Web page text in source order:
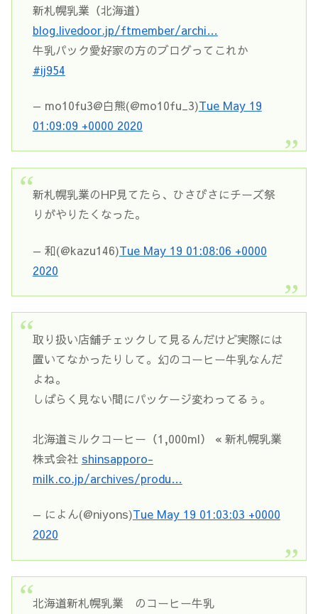
新札幌乳業（北海道）
blog.livedoor.jp/ftmember/archi…
牛乳パック愛好家の方のブログってこれか
#ij954
— mo10fu3@白熊(@mo10fu_3)Tue May 19
01:09:09 +0000 2020
新札幌乳業のHP見てたら、ひさびさにチーズ祭
りがやりたくなった。
— 和(@kazu146)Tue May 19 01:08:06 +0000
2020
取り扱い店舗チェックして見るんだけど実際には
置いてなかったりして。幻のコーヒー牛乳なんだ
よね。
しばらく見ない間にパッケージ変わってるぅ。
北海道ミルクコーヒー（1,000ml） « 新札幌乳業
株式会社 shinsapporo-
milk.co.jp/archives/produ…
— によん(@niyons)Tue May 19 01:03:03 +0000
2020
北海道新札幌乳業 のコーヒー牛乳